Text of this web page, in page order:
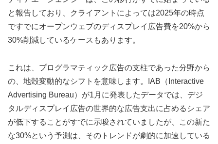
と報告しており、クライアントによっては2025年の時点
ですでにオープンウェブのディスプレイ広告費を20%から
30%削減しているケースもあります。
これは、プログラマティック広告の支柱であった分野から
の、地殻変動的なシフトを意味します。IAB（Interactive
Advertising Bureau）が1月に発表したデータでは、デジ
タルディスプレイ広告の世界的な広告支出に占めるシェア
が低下することがすでに示唆されていましたが、この新た
な30%という予測は、そのトレンドが劇的に加速している